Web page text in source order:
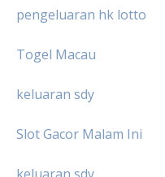
pengeluaran hk lotto
Togel Macau
keluaran sdy
Slot Gacor Malam Ini